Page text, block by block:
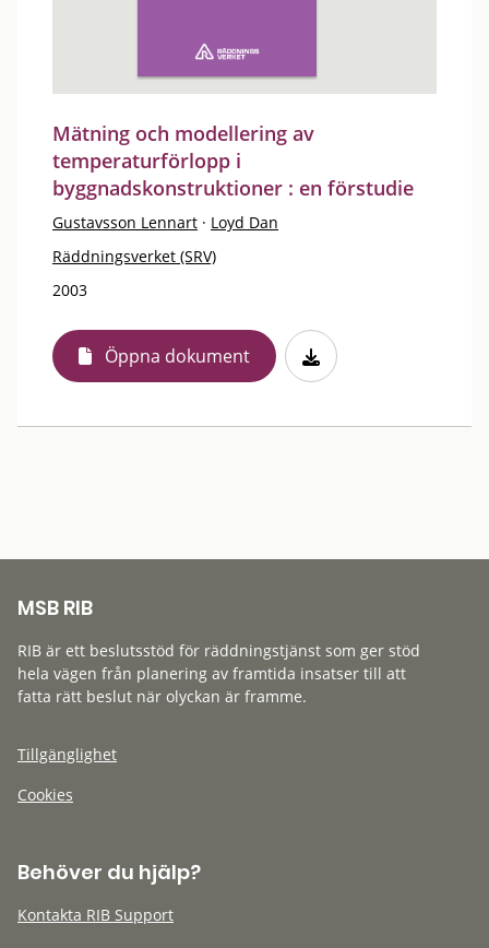
Mätning och modellering av
temperaturförlopp i
byggnadskonstruktioner : en förstudie
Gustavsson Lennart · Loyd Dan
Räddningsverket (SRV)
2003
Öppna dokument
MSB RIB
RIB är ett beslutsstöd för räddningstjänst som ger stöd
hela vägen från planering av framtida insatser till att
fatta rätt beslut när olyckan är framme.
Tillgänglighet
Cookies
Behöver du hjälp?
Kontakta RIB Support